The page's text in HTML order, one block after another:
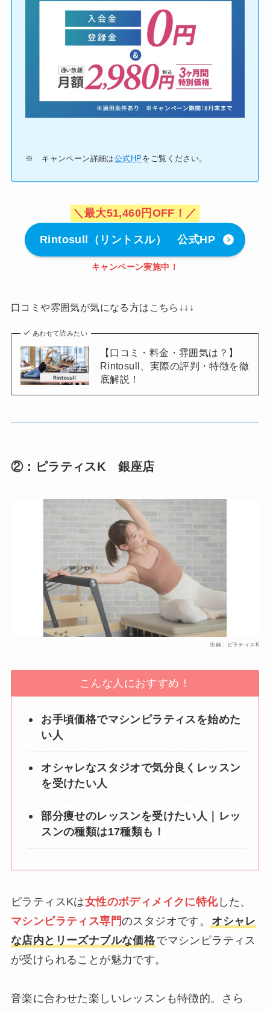
※ キャンペーン詳細は公式HP をご覧ください。
＼最大51,460円OFF！／
Rintosull（リントスル） 公式HP
キャンペーン実施中！
口コミや雰囲気が気になる方はこちら↓↓↓
あわせて読みたい
【口コミ・料金・雰囲気は？】
Rintosull、実際の評判・特徴を徹
底解説！
②：ピラティスK 銀座店
出典：ピラティスK
こんな人におすすめ！
お手頃価格でマシンピラティスを始めた
い人
オシャレなスタジオで気分良くレッスン
を受けたい人
部分痩せのレッスンを受けたい人｜レッ
スンの種類は17種類も！
ピラティスKは女性のボディメイクに特化した、
マシンピラティス専門のスタジオです。
オシャレ
な店内とリーズナブルな価格でマシンピラティス
が受けられることが魅力です。
音楽に合わせた楽しいレッスンも特徴的。さら